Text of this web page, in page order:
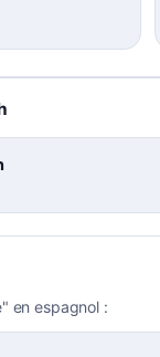
en espagnol :